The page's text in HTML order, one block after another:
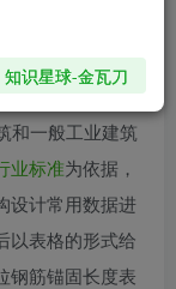
适用于非地震区
和一般工业建筑
业标准为依据，
设计常用数据进
以表格的形式给
钢筋锚固长度表
知识星球-金瓦刀